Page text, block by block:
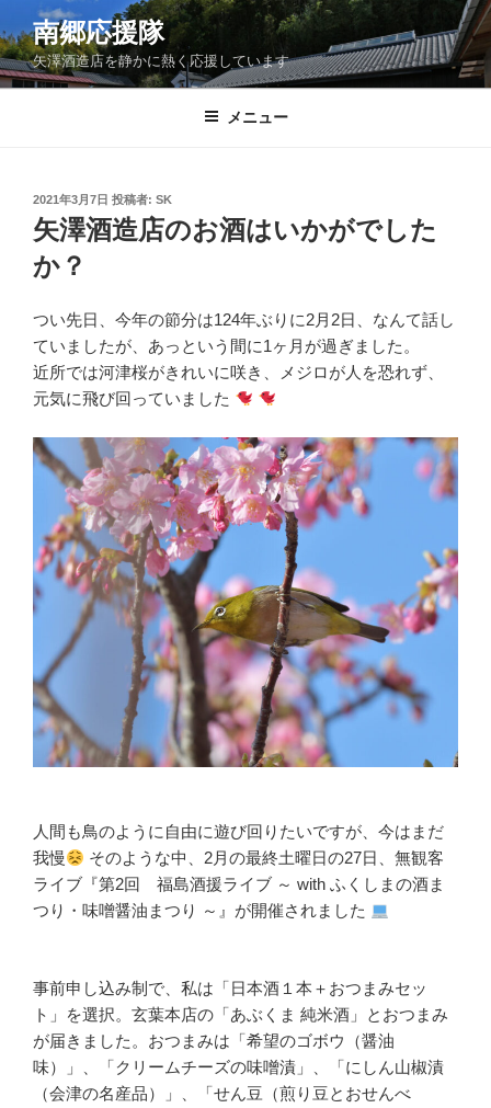
ン
テ
ン
南郷応援隊
矢澤酒造店を静かに熱く応援しています
メニュー
投
稿
日:
2021年3月7日 投稿者: SK
矢澤酒造店のお酒はいかがでした
か？
つい先日、今年の節分は124年ぶりに2月2日、なんて話し
ていましたが、あっという間に1ヶ月が過ぎました。
近所では河津桜がきれいに咲き、メジロが人を恐れず、
元気に飛び回っていました
人間も鳥のように自由に遊び回りたいですが、今はまだ
我慢
そのような中、2月の最終土曜日の27日、無観客
ライブ『第2回 福島酒援ライブ ～ with ふくしまの酒ま
つり・味噌醤油まつり ～』が開催されました
事前申し込み制で、私は「日本酒１本＋おつまみセッ
ト」を選択。玄葉本店の「あぶくま 純米酒」とおつまみ
が届きました。おつまみは「希望のゴボウ（醤油
味）」、「クリームチーズの味噌漬」、「にしん山椒漬
（会津の名産品）」、「せん豆（煎り豆とおせんべ